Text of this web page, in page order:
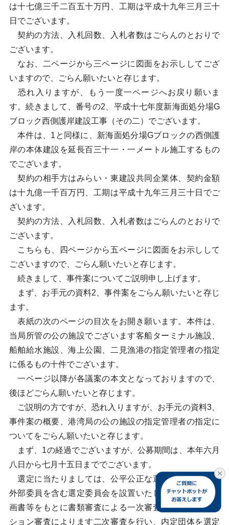
は十七億三千二百五十万円、工期は平成十九年三月三十
日でございます。
契約の方法、入札回数、入札者数はごらんのとおりで
ございます。
なお、二ページから三ページに図面をお示ししてござ
いますので、ごらん願いたいと存じます。
恐れ入りますが、もう一度一ページへお戻り願いま
す。続きまして、番号の2、平成十七年度新海面処分場G
ブロック西側護岸建設工事（その二）でございます。
本件は、1と同様に、新海面処分場Gブロックの西側護
岸の本体建設を延長百三十一・一メートル施工するもの
でございます。
契約の相手方はみらい・東建設共同企業体、契約金額
は十九億一千百万円、工期は平成十九年三月三十日でご
ざいます。
契約の方法、入札回数、入札者数はごらんのとおりで
ございます。
こちらも、四ページから五ページに図面をお示しして
ございますので、ごらん願いたいと存じます。
続きまして、事件案についてご説明申し上げます。
まず、お手元の資料2、事件案をごらん願いたいと存じ
ます。
表紙の次のページの目次をお開き願います。本件は、
当局所管の公の施設でございます客船ターミナル施設、
船舶給水施設、海上公園、二見漁港の指定管理者の指定
に係るもの十件でございます。
一ページ以降が各議案の本文となっておりますので、
後ほどごらん願いたいと存じます。
ご説明の方ですが、恐れ入りますが、お手元の資料3、
事件案の概要、港湾局の公の施設の指定管理者の指定に
ついてをごらん願いたいと存じます。
まず、1の経過でございますが、公募期間は、本年六月
八日から七月十五日まででございます。
選定に当たりましては、公平公正な選定を行うため、
外部委員を含む選定委員会を設置いたしまして、事業計
画書等をもとに書類審査による一次審査、プレゼンテー
ション審査によります二次審査を行い、内定団体を選定